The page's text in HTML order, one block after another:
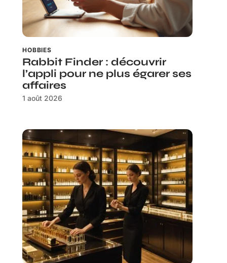
HOBBIES
Rabbit Finder : découvrir
l’appli pour ne plus égarer ses
affaires
1 août 2026